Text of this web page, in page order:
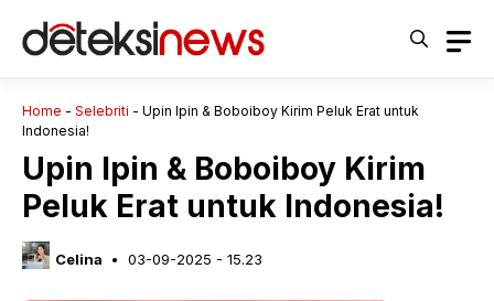
Home - Selebriti - Upin Ipin & Boboiboy Kirim Peluk Erat untuk
Indonesia!
Upin Ipin & Boboiboy Kirim
Peluk Erat untuk Indonesia!
Celina 03-09-2025 - 15.23